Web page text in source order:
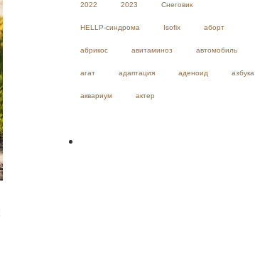
2022 2023 Cнеговик
HELLP-синдрома Isofix аборт
абрикос авитаминоз автомобиль
агат адаптация аденоид азбука
аквариум актер